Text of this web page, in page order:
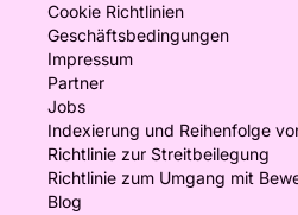
Cookie Richtlinien
Geschäftsbedingungen
Impressum
Partner
Jobs
Indexierung und Reihenfolge
Richtlinie zur Streitbeilegung
Richtlinie zum Umgang mit
Blog